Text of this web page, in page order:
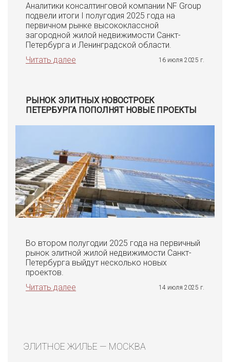
Аналитики консалтинговой компании NF Group
подвели итоги I полугодия 2025 года на
первичном рынке высококлассной
загородной жилой недвижимости Санкт-
Петербурга и Ленинградской области.
Читать далее
16 июля 2025 г.
РЫНОК ЭЛИТНЫХ НОВОСТРОЕК
ПЕТЕРБУРГА ПОПОЛНЯТ НОВЫЕ ПРОЕКТЫ
Во втором полугодии 2025 года на первичный
рынок элитной жилой недвижимости Санкт-
Петербурга выйдут несколько новых
проектов.
Читать далее
14 июля 2025 г.
ЭЛИТНОЕ ЖИЛЬЕ — МОСКВА